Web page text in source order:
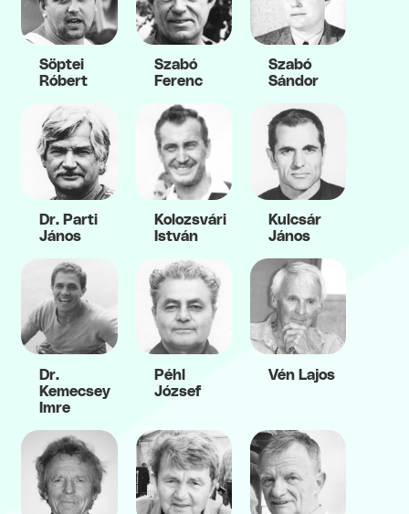
Söptei
Róbert
Szabó
Ferenc
Szabó
Sándor
Dr. Parti
János
Kolozsvári
István
Kulcsár
János
Dr.
Kemecsey
Imre
Péhl
József
Vén Lajos